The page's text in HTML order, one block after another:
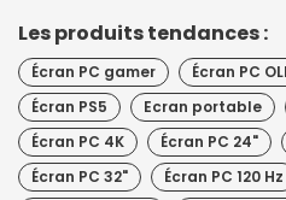
Les produits tendances :
Écran PC gamer Écran PC
Écran PS5
Ecran portable
Écran PC 4K
Écran PC 24"
Écran PC 32"
Écran PC 120 Hz